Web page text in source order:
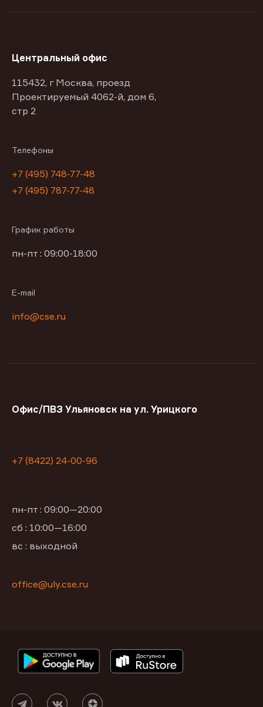
Центральный офис
115432, г Москва, проезд
Проектируемый 4062-й, дом 6,
стр 2
Телефоны
+7 (495) 748-77-48
+7 (495) 787-77-48
График работы
пн-пт : 09:00-18:00
E-mail
info@cse.ru
Офис/ПВЗ Ульяновск на ул. Урицкого
+7 (8422) 24-00-96
пн-пт : 09:00—20:00
сб : 10:00—16:00
вс : выходной
office@uly.cse.ru